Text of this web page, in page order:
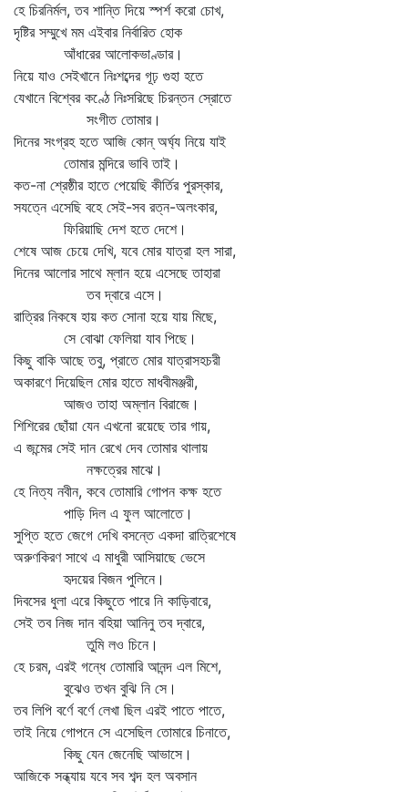
হে চিরনির্মল, তব শান্তি দিয়ে স্পর্শ করো চোখ,
দৃষ্টির সম্মুখে মম এইবার নির্বারিত হোক
আঁধারের আলোকভাণ্ডার।
নিয়ে যাও সেইখানে নিঃশব্দের গূঢ় গুহা হতে
যেখানে বিশ্বের কণ্ঠে নিঃসরিছে চিরন্তন স্রোতে
সংগীত তোমার।
দিনের সংগ্রহ হতে আজি কোন্‌ অর্ঘ্য নিয়ে যাই
তোমার মন্দিরে ভাবি তাই।
কত-না শ্রেষ্ঠীর হাতে পেয়েছি কীর্তির পুরস্কার,
সযত্নে এসেছি বহে সেই-সব রত্ন-অলংকার,
ফিরিয়াছি দেশ হতে দেশে।
শেষে আজ চেয়ে দেখি, যবে মোর যাত্রা হল সারা,
দিনের আলোর সাথে ম্লান হয়ে এসেছে তাহারা
তব দ্বারে এসে।
রাত্রির নিকষে হায় কত সোনা হয়ে যায় মিছে,
সে বোঝা ফেলিয়া যাব পিছে।
কিছু বাকি আছে তবু, প্রাতে মোর যাত্রাসহচরী
অকারণে দিয়েছিল মোর হাতে মাধবীমঞ্জরী,
আজও তাহা অম্লান বিরাজে।
শিশিরের ছোঁয়া যেন এখনো রয়েছে তার গায়,
এ জন্মের সেই দান রেখে দেব তোমার থালায়
নক্ষত্রের মাঝে।
হে নিত্য নবীন, কবে তোমারি গোপন কক্ষ হতে
পাড়ি দিল এ ফুল আলোতে।
সুপ্তি হতে জেগে দেখি বসন্তে একদা রাত্রিশেষে
অরুণকিরণ সাথে এ মাধুরী আসিয়াছে ভেসে
হৃদয়ের বিজন পুলিনে।
দিবসের ধুলা এরে কিছুতে পারে নি কাড়িবারে,
সেই তব নিজ দান বহিয়া আনিনু তব দ্বারে,
তুমি লও চিনে।
হে চরম, এরই গন্ধে তোমারি আনন্দ এল মিশে,
বুঝেও তখন বুঝি নি সে।
তব লিপি বর্ণে বর্ণে লেখা ছিল এরই পাতে পাতে,
তাই নিয়ে গোপনে সে এসেছিল তোমারে চিনাতে,
কিছু যেন জেনেছি আভাসে।
আজিকে সন্ধ্যায় যবে সব শব্দ হল অবসান